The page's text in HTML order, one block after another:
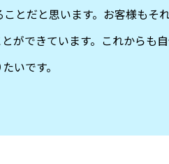
とだと思います。お客様もそ
ができています。これからも
いです。